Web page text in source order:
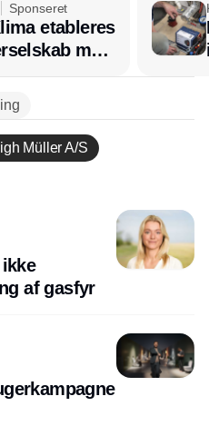
Sponseret
etableres
med
Müller A/S
af gasfyr